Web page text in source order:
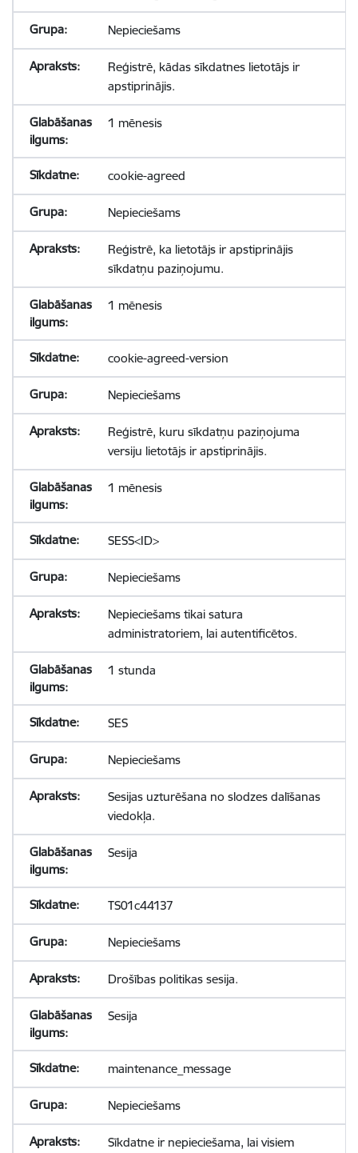
Nepieciešams
Reģistrē, kādas sīkdatnes lietotājs ir
apstiprinājis.
1 mēnesis
cookie-agreed
Nepieciešams
Reģistrē, ka lietotājs ir apstiprinājis
sīkdatņu paziņojumu.
1 mēnesis
cookie-agreed-version
Nepieciešams
Reģistrē, kuru sīkdatņu paziņojuma
versiju lietotājs ir apstiprinājis.
1 mēnesis
SESS<ID>
Nepieciešams
Nepieciešams tikai satura
administratoriem, lai autentificētos.
1 stunda
SES
Nepieciešams
Sesijas uzturēšana no slodzes dalīšanas
viedokļa.
Sesija
TS01c44137
Nepieciešams
Drošības politikas sesija.
Sesija
maintenance_message
Nepieciešams
Sīkdatne ir nepieciešama, lai visiem